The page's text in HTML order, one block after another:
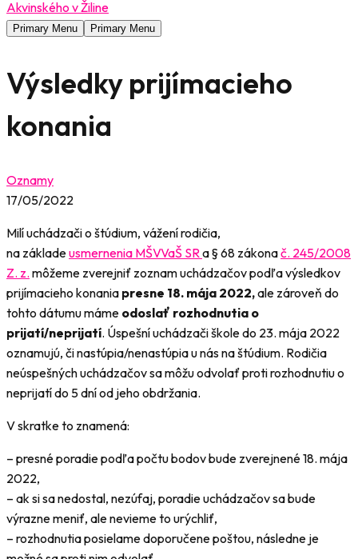
Primary Menu Primary Menu
Výsledky prijímacieho
konania
Oznamy
17/05/2022
Milí uchádzači o štúdium, vážení rodičia,
na základeusmernenia MŠVVaŠ SRa § 68 zákonač. 245/2008
Z. z. môžeme zverejniť zoznam uchádzačov podľa výsledkov
prijímacieho konania presne 18. mája 2022,ale zároveň do
tohto dátumu máme odoslať rozhodnutia o
prijatí/neprijatí. Úspešní uchádzači škole do 23. mája 2022
oznamujú, či nastúpia/nenastúpia u nás na štúdium. Rodičia
neúspešných uchádzačov sa môžu odvolať proti rozhodnutiu o
neprijatí do 5 dní od jeho obdržania.
V skratke to znamená:
– presné poradie podľa počtu bodov bude zverejnené 18. mája
2022,
– ak si sa nedostal, nezúfaj, poradie uchádzačov sa bude
výrazne meniť, ale nevieme to urýchliť,
– rozhodnutia posielame doporučene poštou, následne je